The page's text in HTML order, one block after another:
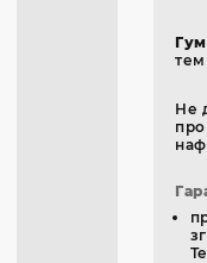
Не